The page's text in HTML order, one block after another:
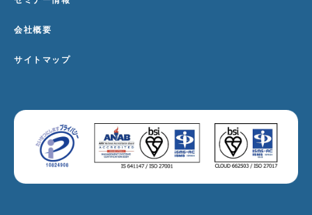
会社概要
サイトマップ